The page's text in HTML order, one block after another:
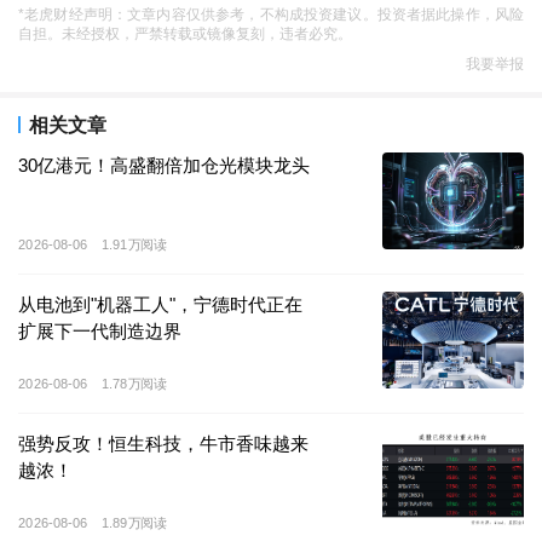
与此同时，公司还同步引入了18家基石投资者，阵容涵
盖贝莱德、瑞银、国风投创新投资基金、高瓴旗下
（约合11.59
55%
企业，成立于2020 年，由美国工程院院士陈红敏以及
科学家赖才达、王文首联合创立。公司核心聚焦药
物递送技术，自研全球首个
纳米递送平台
生成算法等多项核心技术，专注解决药物“送不到、送不
准”的行业痛点。
*老虎财经声明：文章内容仅供参考，不构成投资建议。投资者据此操作，风险
自担。未经授权，严禁转载或镜像复刻，违者必究。
我要举报
相关文章
30亿港元！高盛翻倍加仓光模块龙头
2026-08-06 1.91万阅读
从电池到"机器工人"，宁德时代正在
扩展下一代制造边界
2026-08-06 1.78万阅读
强势反攻！恒生科技，牛市香味越来
越浓！
2026-08-06 1.89万阅读